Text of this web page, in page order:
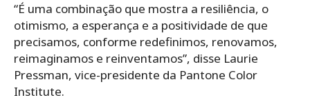
“É uma combinação que mostra a resiliência, o
otimismo, a esperança e a positividade de que
precisamos, conforme redefinimos, renovamos,
reimaginamos e reinventamos”, disse Laurie
Pressman, vice-presidente da Pantone Color
Institute.